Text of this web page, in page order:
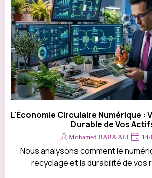
L'Économie Circulaire Numérique :
Durable de Vos
Mohamed BABA ALI
Nous analysons comment le
recyclage et la durabilité de vos